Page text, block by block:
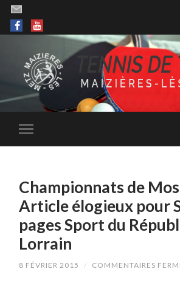
Championnats de
Article élogieux pour
pages Sport du
Lorrain
8 FÉVRIER 2015 / COMMENTAIRES